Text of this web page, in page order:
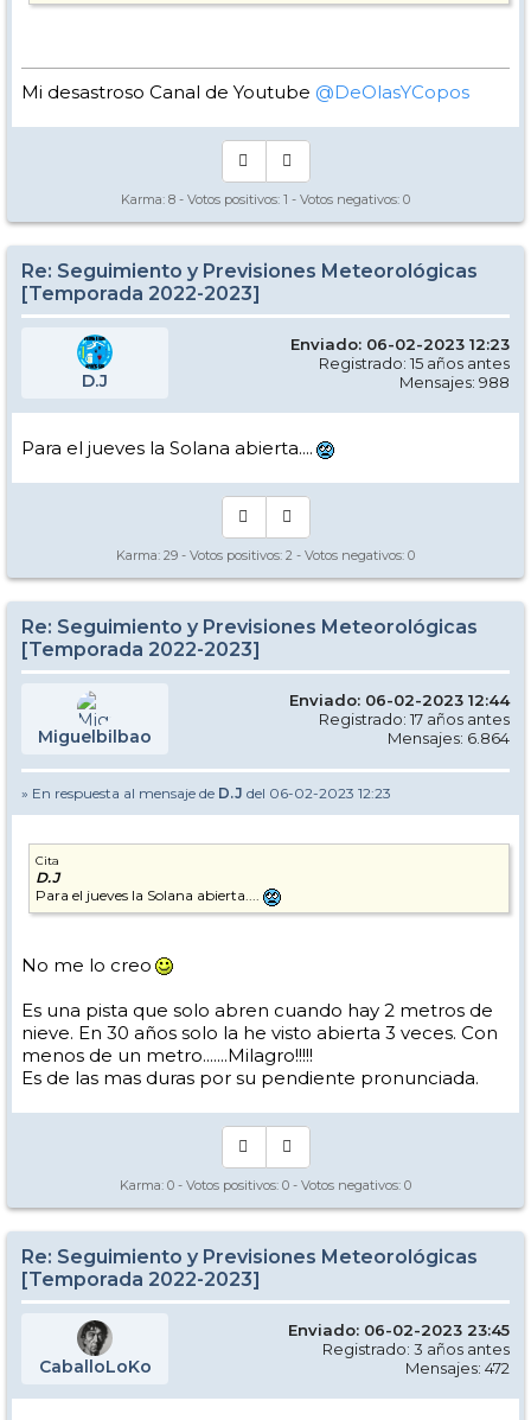
Mi desastroso Canal de Youtube @DeOlasYCopos
Karma: 8 - Votos positivos: 1 - Votos negativos: 0
Re: Seguimiento y Previsiones Meteorológicas
[Temporada 2022-2023]
D.J
Enviado: 06-02-2023 12:23
Registrado: 15 años antes
Mensajes: 988
Para el jueves la Solana abierta....
Karma: 29 - Votos positivos: 2 - Votos negativos: 0
Re: Seguimiento y Previsiones Meteorológicas
[Temporada 2022-2023]
Miguelbilbao
Enviado: 06-02-2023 12:44
Registrado: 17 años antes
Mensajes: 6.864
» En respuesta al mensaje de D.J del 06-02-2023 12:23
Cita
D.J
Para el jueves la Solana abierta....
No me lo creo
Es una pista que solo abren cuando hay 2 metros de
nieve. En 30 años solo la he visto abierta 3 veces. Con
menos de un metro.......Milagro!!!!!
Es de las mas duras por su pendiente pronunciada.
Karma: 0 - Votos positivos: 0 - Votos negativos: 0
Re: Seguimiento y Previsiones Meteorológicas
[Temporada 2022-2023]
CaballoLoKo
Enviado: 06-02-2023 23:45
Registrado: 3 años antes
Mensajes: 472